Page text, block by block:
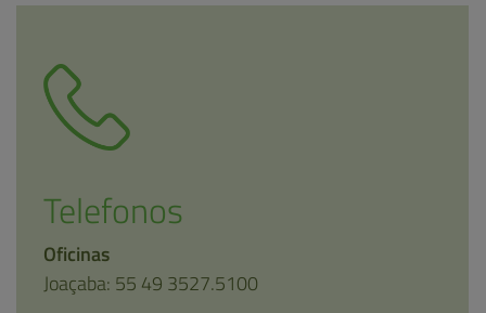
Telefonos
Oficinas
Joaçaba: 55 49 3527.5100